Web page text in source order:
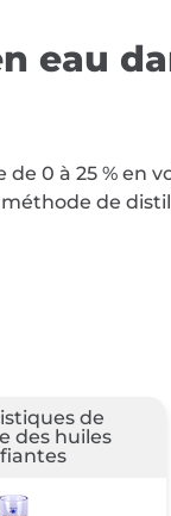
eau
0 à 25 % en
de
des résidu
(micro